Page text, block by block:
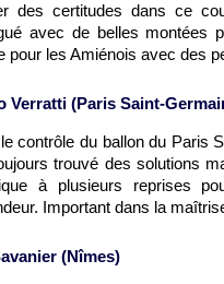
des certitudes dans ce
avec de belles montées
pour les Amiénois avec des
Verratti (Paris Saint-
contrôle du ballon du Paris
trouvé des solutions
à plusieurs reprises
Important dans la
(Nîmes)